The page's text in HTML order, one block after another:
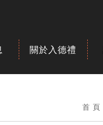
關於入德禮
首 頁